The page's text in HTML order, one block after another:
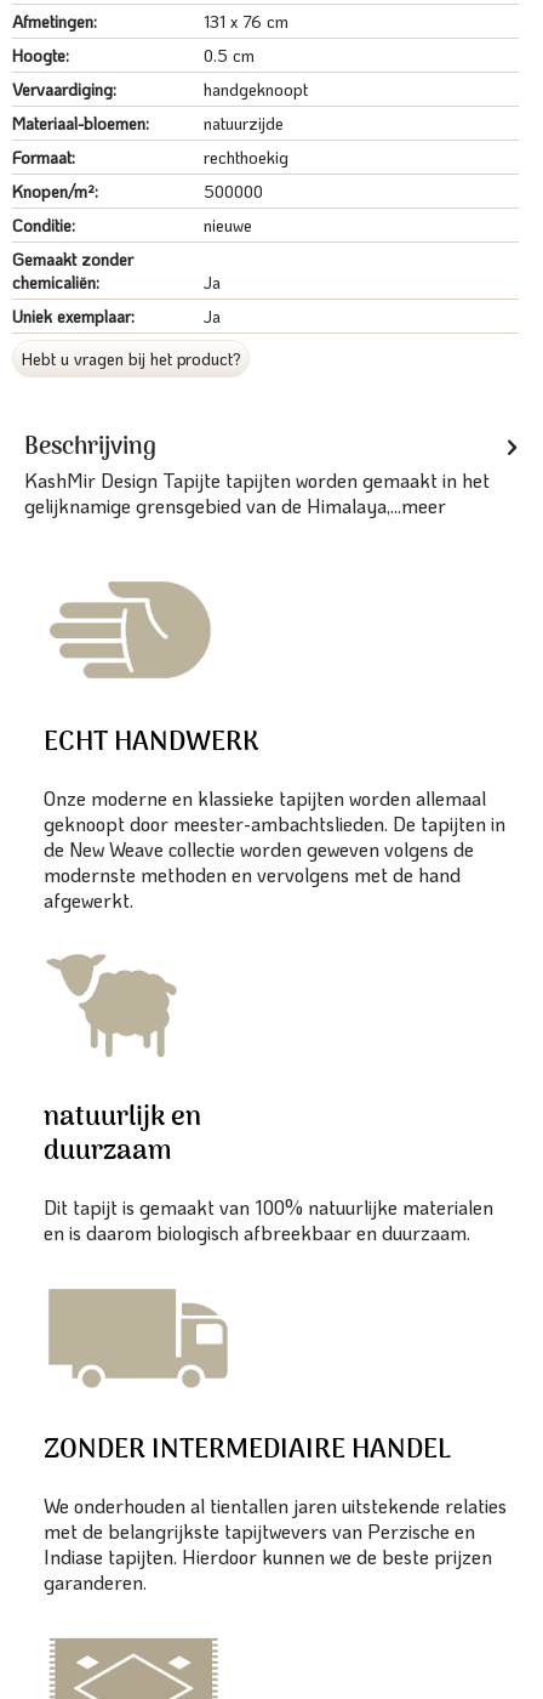
Afmetingen:
131 x 76 cm
Hoogte:
0.5 cm
Vervaardiging:
handgeknoopt
Materiaal-bloemen:
natuurzijde
Formaat:
rechthoekig
Knopen/m²:
500000
Conditie:
nieuwe
Gemaakt zonder
chemicaliën:
Ja
Uniek exemplaar:
Ja
Hebt u vragen bij het product?
Beschrijving
KashMir Design Tapijte tapijten worden gemaakt in het
gelijknamige grensgebied van de Himalaya,...meer
ECHT HANDWERK
Onze moderne en klassieke tapijten worden allemaal
geknoopt door meester-ambachtslieden. De tapijten in
de New Weave collectie worden geweven volgens de
modernste methoden en vervolgens met de hand
afgewerkt.
natuurlijk en
duurzaam
Dit tapijt is gemaakt van 100% natuurlijke materialen
en is daarom biologisch afbreekbaar en duurzaam.
ZONDER INTERMEDIAIRE HANDEL
We onderhouden al tientallen jaren uitstekende relaties
met de belangrijkste tapijtwevers van Perzische en
Indiase tapijten. Hierdoor kunnen we de beste prijzen
garanderen.